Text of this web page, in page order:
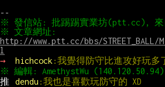
http://www.ptt.cc/bbs/STREET_BALL/
l
→
hichcock :我覺得防守比進攻好玩
推 dendu :我也是喜歡玩防守的 XD